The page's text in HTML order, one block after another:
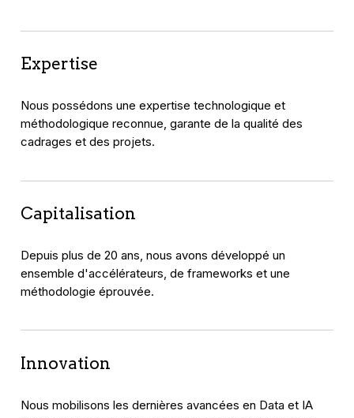
Expertise
Nous possédons une expertise technologique et
méthodologique reconnue, garante de la qualité des
cadrages et des projets.
Capitalisation
Depuis plus de 20 ans, nous avons développé un
ensemble d'accélérateurs, de frameworks et une
méthodologie éprouvée.
Innovation
Nous mobilisons les dernières avancées en Data et IA